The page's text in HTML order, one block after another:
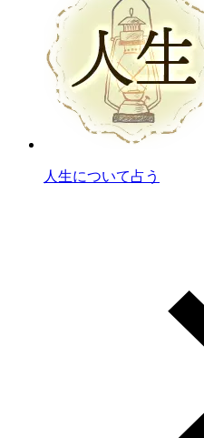
人生について占う